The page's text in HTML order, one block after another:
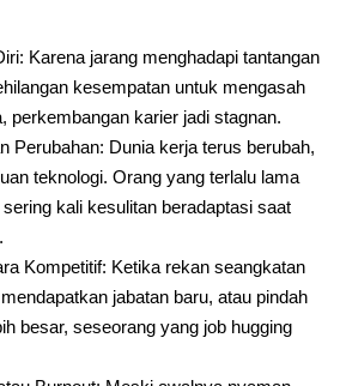
Karena jarang menghadapi tantangan
kesempatan untuk mengasah
perkembangan karier jadi stagnan.
Perubahan: Dunia kerja terus berubah,
teknologi. Orang yang terlalu lama
kali kesulitan beradaptasi saat
Kompetitif: Ketika rekan seangkatan
jabatan baru, atau pindah
besar, seseorang yang job hugging